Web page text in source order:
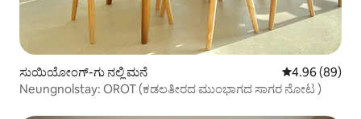
ಸುಯಿಯೋಂಗ್-ಗು ನಲ್ಲಿ ಮನೆ 5 ರಲ್ಲಿ 4.96
4.96 (89)
Neungnolstay: OROT (ಕಡಲತೀರದ ಮುಂಭಾಗದ ಸಾಗರ ನೋಟ )